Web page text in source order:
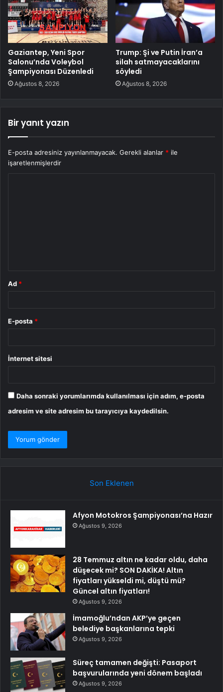
Gaziantep, Yeni Spor
Salonu’nda Voleybol
Şampiyonası Düzenledi
Ağustos 8, 2026
Trump: Şi ve Putin İran’a
silah satmayacaklarını
söyledi
Ağustos 8, 2026
Bir yanıt yazın
E-posta adresiniz yayınlanmayacak. Gerekli alanlar * ile
işaretlenmişlerdir
Ad *
E-posta *
İnternet sitesi
Daha sonraki yorumlarımda kullanılması için adım, e-posta
adresim ve site adresim bu tarayıcıya kaydedilsin.
Son Eklenen
Afyon Motokros Şampiyonası’na Hazır
Ağustos 9, 2026
28 Temmuz altın ne kadar oldu, daha
düşecek mi? SON DAKİKA! Altın
fiyatları yükseldi mi, düştü mü?
Güncel altın fiyatları!
Ağustos 9, 2026
İmamoğlu’ndan AKP’ye geçen
belediye başkanlarına tepki
Ağustos 9, 2026
Süreç tamamen değişti: Pasaport
başvurularında yeni dönem başladı
Ağustos 9, 2026